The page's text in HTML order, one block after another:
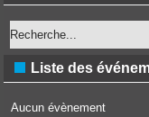
Liste des
Aucun évènement